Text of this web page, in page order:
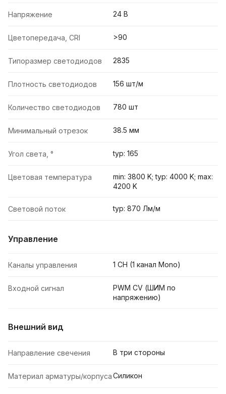
Напряжение 24 В
Цветопередача, CRI >90
Типоразмер светодиодов 2835
Плотность светодиодов 156 шт/м
Количество светодиодов 780 шт
Минимальный отрезок 38.5 мм
Угол света, ° typ: 165
Цветовая температура
min: 3800 K; typ: 4000 K; max:
4200 K
Световой поток typ: 870 Лм/м
Управление
Каналы управления 1 CH (1 канал Mono)
Входной сигнал
PWM СV (ШИМ по
напряжению)
Внешний вид
Направление свечения В три стороны
Материал арматуры/корпусаСиликон